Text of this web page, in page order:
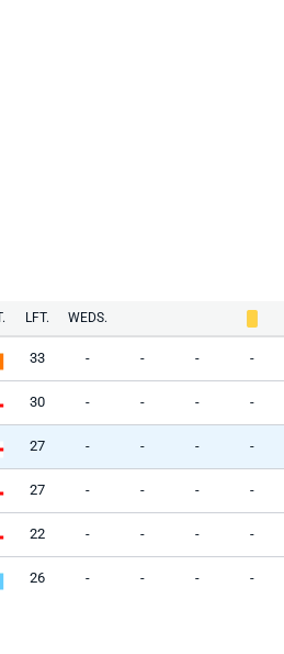
LFT. WEDS.
33 - - - -
30 - - - -
27 - - - -
27 - - - -
22 - - - -
26 - - - -